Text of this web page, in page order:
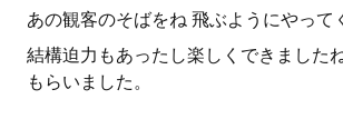
あの観客のそばをね 飛ぶようにやって
結構迫力もあったし楽しくできました
もらいました。